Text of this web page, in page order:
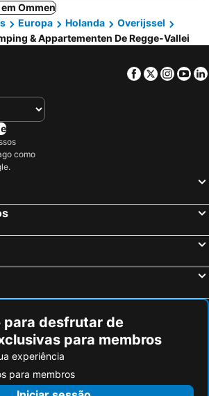
Ommen
Europa Holanda
Overijssel
& Appartementen De Regge-Vallei
Facebook
Twitter
como
para desfrutar de
para membros
experiência
para membros